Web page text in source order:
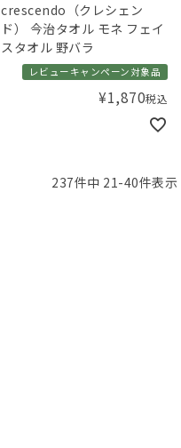
crescendo（クレシェン
ド） 今治タオル モネ フェイ
スタオル 野バラ
レビューキャンペーン対象品
¥1,870税込
237件中 21-40件表示